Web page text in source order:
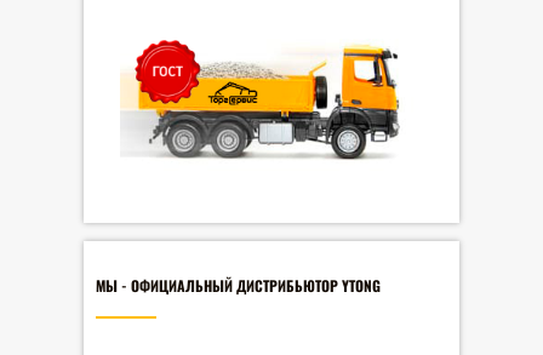
МЫ - ОФИЦИАЛЬНЫЙ ДИСТРИБЬЮТОР YTONG